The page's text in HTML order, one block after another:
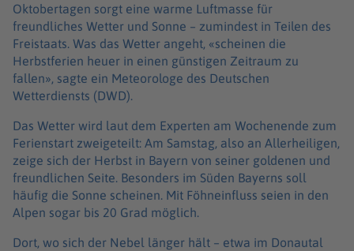
Oktobertagen sorgt eine warme Luftmasse für
freundliches Wetter und Sonne – zumindest in Teilen des
Freistaats. Was das Wetter angeht, «scheinen die
Herbstferien heuer in einen günstigen Zeitraum zu
fallen», sagte ein Meteorologe des Deutschen
Wetterdiensts (DWD).
Das Wetter wird laut dem Experten am Wochenende zum
Ferienstart zweigeteilt: Am Samstag, also an Allerheiligen,
zeige sich der Herbst in Bayern von seiner goldenen und
freundlichen Seite. Besonders im Süden Bayerns soll
häufig die Sonne scheinen. Mit Föhneinfluss seien in den
Alpen sogar bis 20 Grad möglich.
Dort, wo sich der Nebel länger hält – etwa im Donautal